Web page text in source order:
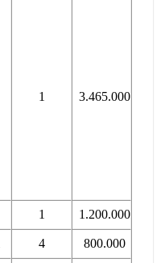
1 3.465.000
1 1.200.000
4 800.000